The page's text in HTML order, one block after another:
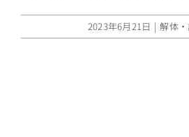
2023年6月21日 | 解体